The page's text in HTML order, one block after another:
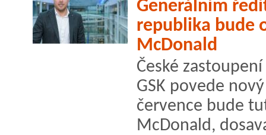
Generálním
republika bude
McDonald
České
GSK povede
července bude
McDonald,